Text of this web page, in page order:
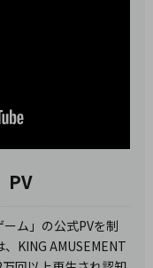
PV
ム」の公式PVを制
KING AMUSEMENT